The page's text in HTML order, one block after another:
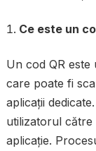
Ce este un
Un cod QR este
care poate fi
aplicații
utilizatorul
aplicație.